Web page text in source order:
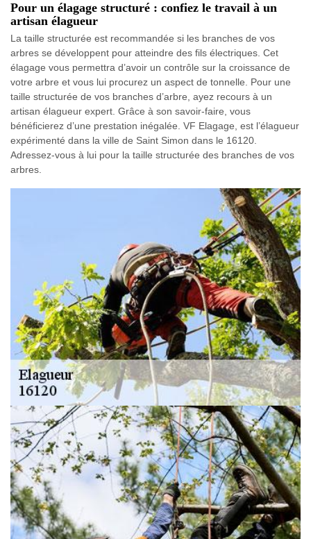
Pour un élagage structuré : confiez le travail à un
artisan élagueur
La taille structurée est recommandée si les branches de vos
arbres se développent pour atteindre des fils électriques. Cet
élagage vous permettra d’avoir un contrôle sur la croissance de
votre arbre et vous lui procurez un aspect de tonnelle. Pour une
taille structurée de vos branches d’arbre, ayez recours à un
artisan élagueur expert. Grâce à son savoir-faire, vous
bénéficierez d’une prestation inégalée. VF Elagage, est l’élagueur
expérimenté dans la ville de Saint Simon dans le 16120.
Adressez-vous à lui pour la taille structurée des branches de vos
arbres.